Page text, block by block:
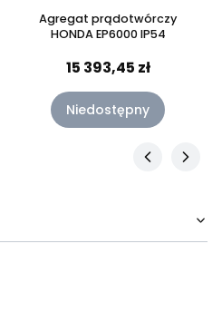
Agregat prądotwórczy
HONDA EP6000 IP54
15 393,45 zł
Niedostępny